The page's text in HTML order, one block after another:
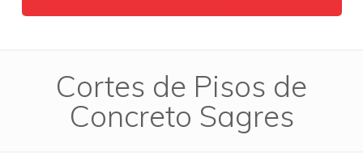
Cortes de Pisos de
Concreto Sagres